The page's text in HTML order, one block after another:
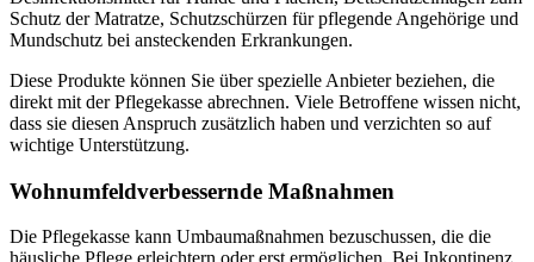
Schutz der Matratze, Schutzschürzen für pflegende Angehörige und
Mundschutz bei ansteckenden Erkrankungen.
Diese Produkte können Sie über spezielle Anbieter beziehen, die
direkt mit der Pflegekasse abrechnen. Viele Betroffene wissen nicht,
dass sie diesen Anspruch zusätzlich haben und verzichten so auf
wichtige Unterstützung.
Wohnumfeldverbessernde Maßnahmen
Die Pflegekasse kann Umbaumaßnahmen bezuschussen, die die